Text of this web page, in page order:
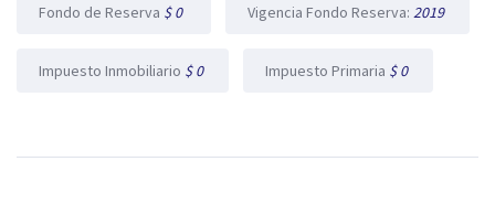
Fondo de Reserva $ 0 Vigencia Fondo Reserva: 2019
Impuesto Inmobiliario $ 0 Impuesto Primaria $ 0